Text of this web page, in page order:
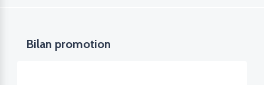
Bilan promotion